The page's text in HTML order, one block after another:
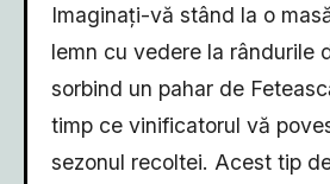
Imaginați-vă stând la o
lemn cu vedere la rândurile
sorbind un pahar de
timp ce vinificatorul vă
sezonul recoltei. Acest tip